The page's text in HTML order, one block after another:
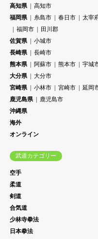
高知県
高知市
福岡県
糸島市 春日市 太宰
福岡市
田川郡
佐賀県
小城市
長崎県
長崎市
熊本県
阿蘇市 熊本市
宇城
大分県
大分市
宮崎県
小林市 宮崎市
延岡
鹿児島県
鹿児島市
沖縄県
海外
オンライン
武道カテゴリー
空手
柔道
剣道
合気道
少林寺拳法
日本拳法